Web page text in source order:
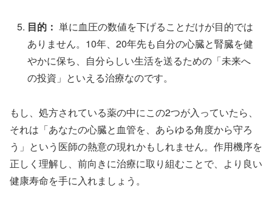
目的： 単に血圧の数値を下げることだけが目的では
ありません。10年、20年先も自分の心臓と腎臓を健
やかに保ち、自分らしい生活を送るための「未来へ
の投資」といえる治療なのです。
もし、処方されている薬の中にこの2つが入っていたら、
それは「あなたの心臓と血管を、あらゆる角度から守ろ
う」という医師の熱意の現れかもしれません。作用機序を
正しく理解し、前向きに治療に取り組むことで、より良い
健康寿命を手に入れましょう。